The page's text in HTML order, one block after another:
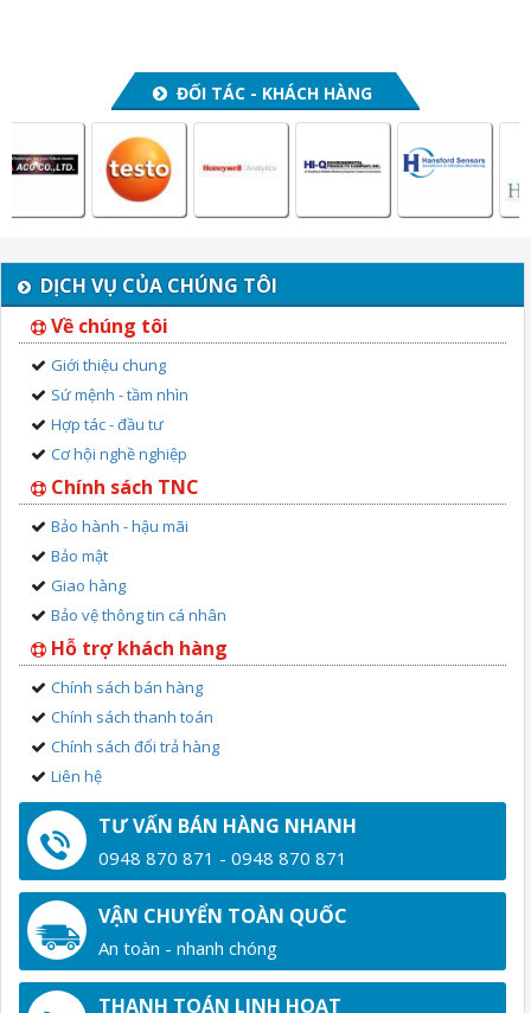
ĐỐI TÁC - KHÁCH HÀNG
DỊCH VỤ CỦA CHÚNG TÔI
Về chúng tôi
Giới thiệu chung
Sứ mệnh - tầm nhìn
Hợp tác - đầu tư
Cơ hội nghề nghiệp
Chính sách TNC
Bảo hành - hậu mãi
Bảo mật
Giao hàng
Bảo vệ thông tin cá nhân
Hỗ trợ khách hàng
Chính sách bán hàng
Chính sách thanh toán
Chính sách đổi trả hàng
Liên hệ
TƯ VẤN BÁN HÀNG NHANH
0948 870 871 - 0948 870 871
VẬN CHUYỂN TOÀN QUỐC
An toàn - nhanh chóng
THANH TOÁN LINH HOẠT